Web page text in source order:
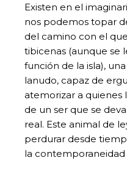
Existen en el
nos podemos topar
del camino con el
tibicenas (aunque se
función de la isla),
lanudo, capaz de
atemorizar a quienes
de un ser que se
real. Este animal de
perdurar desde
la contemporaneidad